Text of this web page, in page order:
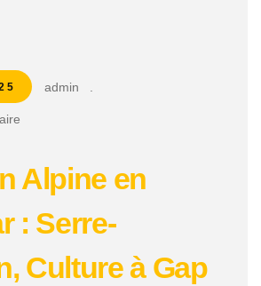
admin
Alpine en
: Serre-
Culture à Gap